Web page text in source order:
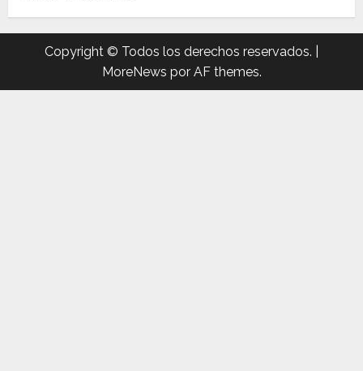
Copyright © Todos los derechos reservados.
MoreNews por AF themes.